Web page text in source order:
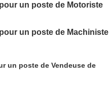
un poste de Motoriste
un poste de Machiniste
un poste de Vendeuse de